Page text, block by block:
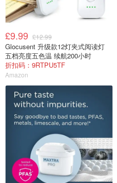
£9.99 £12.99
Glocusent 升级款12灯夹式阅读灯
五档亮度五色温 续航200小时
折扣码：9RTPU5TF
Amazon